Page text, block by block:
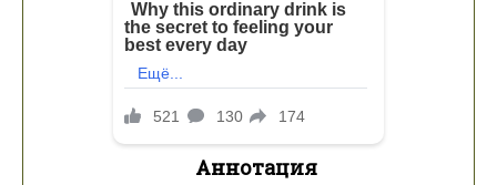
Аннотация